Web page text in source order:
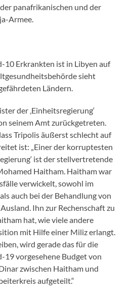
panafrikanischen und der
Armee.
10 Erkrankten ist in Libyen auf
sieht
Ländern.
der ‚Einheitsregierung‘
seinem Amt zurückgetreten.
Tripolis äußerst schlecht auf
ist: „Einer der korruptesten
ist der stellvertretende
Haitham. Haitham war
verwickelt, sowohl im
auch bei der Behandlung von
Ihn zur Rechenschaft zu
hat, wie viele andere
mit Hilfe einer Miliz erlangt.
wird gerade das für die
19 vorgesehene Budget von
zwischen Haitham und
aufgeteilt.“